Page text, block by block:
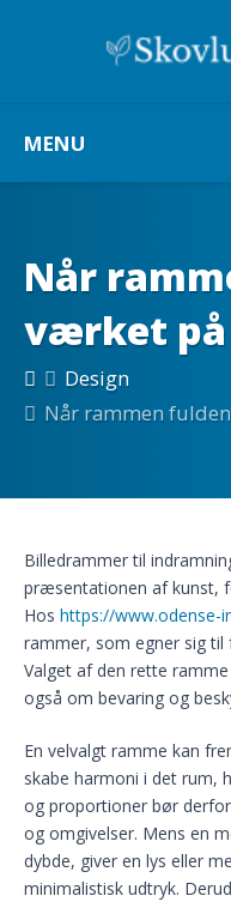
MENU
Når
værket
Design
Når rammen
Billedrammer til
præsentationen af kunst,
Hos https://www.odense-
rammer, som egner sig
Valget af den rette
også om bevaring og
En velvalgt ramme kan
skabe harmoni i det rum,
og proportioner bør
og omgivelser. Mens en
dybde, giver en lys eller
minimalistisk udtryk.